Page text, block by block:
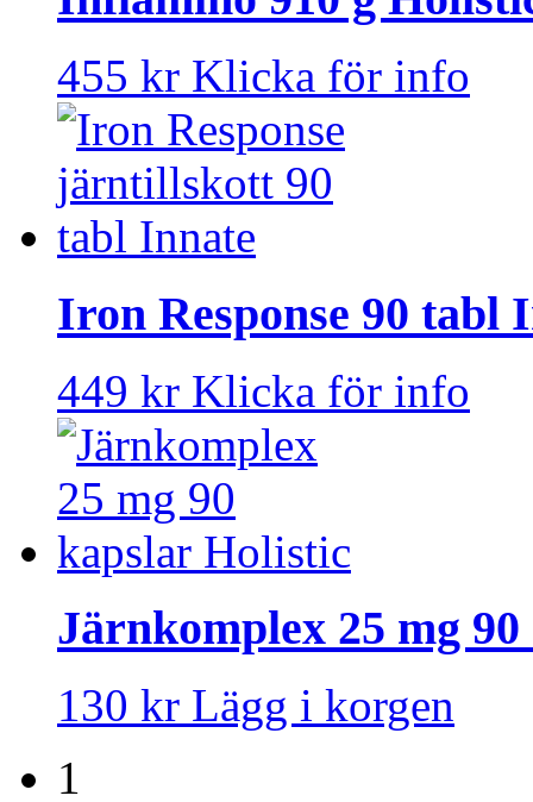
455 kr Klicka för info
Iron Response 90 tabl
449 kr Klicka för info
Järnkomplex 25 mg
130 kr Lägg i korgen
1